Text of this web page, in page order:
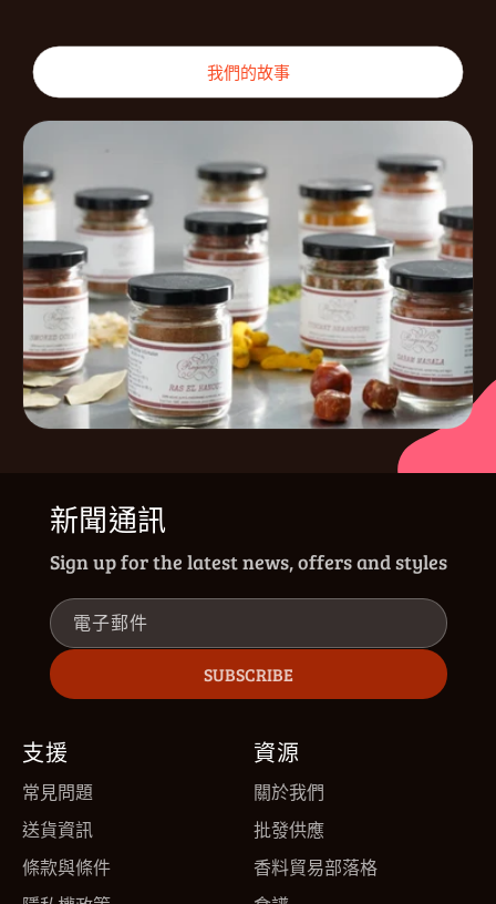
我們的故事
新聞通訊
Sign up for the latest news, offers and styles
電子郵件
SUBSCRIBE
支援
常見問題
送貨資訊
條款與條件
資源
關於我們
批發供應
香料貿易部落格